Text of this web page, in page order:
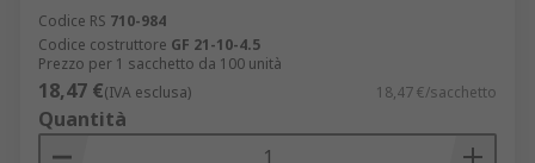
Codice RS 710-984
Codice costruttore GF 21-10-4.5
Prezzo per 1 sacchetto da 100 unità
18,47 €(IVA esclusa) 18,47 €/sacchetto
Quantità